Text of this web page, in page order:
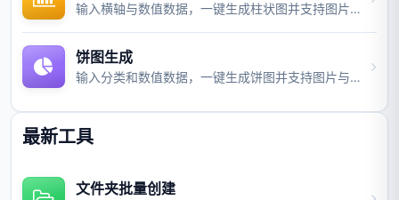
输入横轴与数值数据，一键生成柱状图并支持图片与视频导出。
饼图生成
输入分类和数值数据，一键生成饼图并支持图片与视频导出。
最新工具
文件夹批量创建